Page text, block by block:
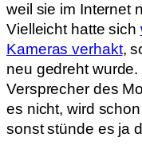
weil sie im Internet
Vielleicht hatte sich
Kameras verhakt,
neu gedreht
Versprecher des
es nicht, wird
sonst stünde es ja